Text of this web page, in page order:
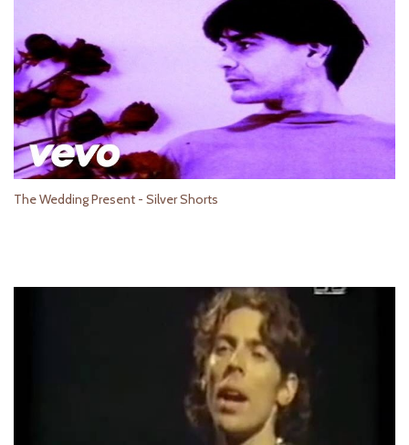
The Wedding Present - Silver Shorts